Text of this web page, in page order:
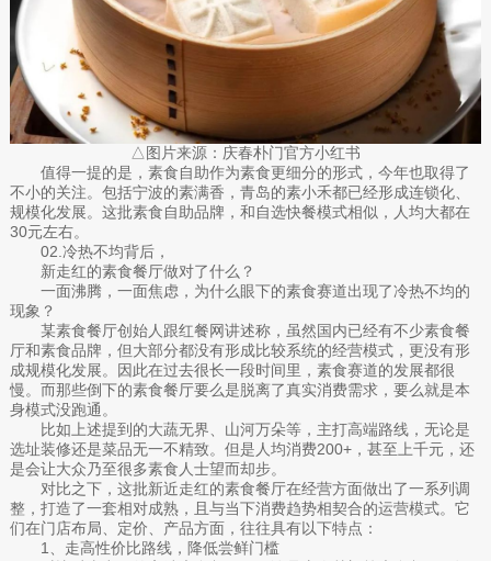
△图片来源：庆春朴门官方小红书
值得一提的是，素食自助作为素食更细分的形式，今年也取得了
不小的关注。包括宁波的素满香，青岛的素小禾都已经形成连锁化、
规模化发展。这批素食自助品牌，和自选快餐模式相似，人均大都在
30元左右。
02.冷热不均背后，
新走红的素食餐厅做对了什么？
一面沸腾，一面焦虑，为什么眼下的素食赛道出现了冷热不均的
现象？
某素食餐厅创始人跟红餐网讲述称，虽然国内已经有不少素食餐
厅和素食品牌，但大部分都没有形成比较系统的经营模式，更没有形
成规模化发展。因此在过去很长一段时间里，素食赛道的发展都很
慢。而那些倒下的素食餐厅要么是脱离了真实消费需求，要么就是本
身模式没跑通。
比如上述提到的大蔬无界、山河万朵等，主打高端路线，无论是
选址装修还是菜品无一不精致。但是人均消费200+，甚至上千元，还
是会让大众乃至很多素食人士望而却步。
对比之下，这批新近走红的素食餐厅在经营方面做出了一系列调
整，打造了一套相对成熟，且与当下消费趋势相契合的运营模式。它
们在门店布局、定价、产品方面，往往具有以下特点：
1、走高性价比路线，降低尝鲜门槛